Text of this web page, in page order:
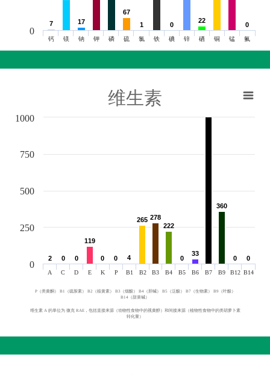
7
7 17
17
67
67
1
1 0
0
22
22
0
0
钙 镁 钠 钾 磷 硫 氯 铁 碘 锌 硒 铜 锰 氟
0
维生素
2
2 0
0 0
0
119
119
0
0 0
0 4
4
265
265 278
278
222
222
0
0
33
33
360
360
0
0 0
0
A C D E K P B1 B2 B3 B4 B5 B6 B7 B9 B12 B14
0
250
500
750
1000
P（类黄酮） B1（硫胺素） B2（核黄素） B3（烟酸） B4（胆碱） B5（泛酸） B7（生物素） B9（叶酸）
B14（甜菜碱）
维生素 A 的单位为 微克 RAE，包括直接来源（动物性食物中的视黄醇）和间接来源（植物性食物中的类胡萝卜素
转化量）